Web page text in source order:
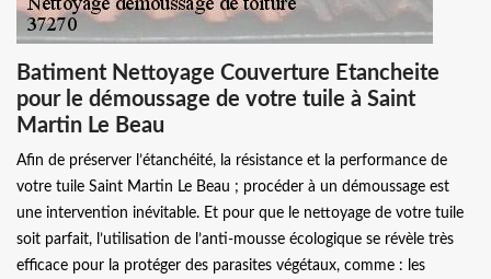
Batiment Nettoyage Couverture Etancheite
pour le démoussage de votre tuile à Saint
Martin Le Beau
Afin de préserver l’étanchéité, la résistance et la performance de
votre tuile Saint Martin Le Beau ; procéder à un démoussage est
une intervention inévitable. Et pour que le nettoyage de votre tuile
soit parfait, l’utilisation de l’anti-mousse écologique se révèle très
efficace pour la protéger des parasites végétaux, comme : les